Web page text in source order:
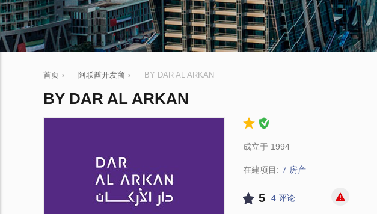
首页 › 阿联酋开发商 › BY DAR AL ARKAN
BY DAR AL ARKAN
成立于 1994
在建项目: 7 房产
5 4 评论